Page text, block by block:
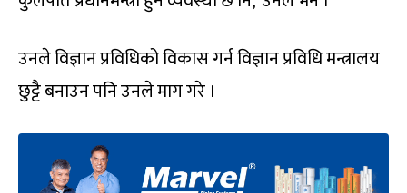
उनले विज्ञान प्रविधिको विकास गर्न विज्ञान प्रविधि मन्त्रालय
छुट्टै बनाउन पनि उनले माग गरे ।